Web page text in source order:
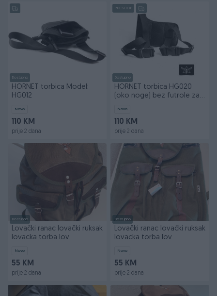
Dostupno
HORNET torbica Model:
HG012
Novo
110 KM
prije 2 dana
PIK SHOP
Dostupno
HORNET torbica HG020
(oko noge) bez futrole za
Novo
110 KM
prije 2 dana
Dostupno
Lovački ranac lovački ruksak
lovacka torba lov
Novo
55 KM
prije 2 dana
Dostupno
Lovački ranac lovački ruksak
lovacka torba lov
Novo
55 KM
prije 2 dana